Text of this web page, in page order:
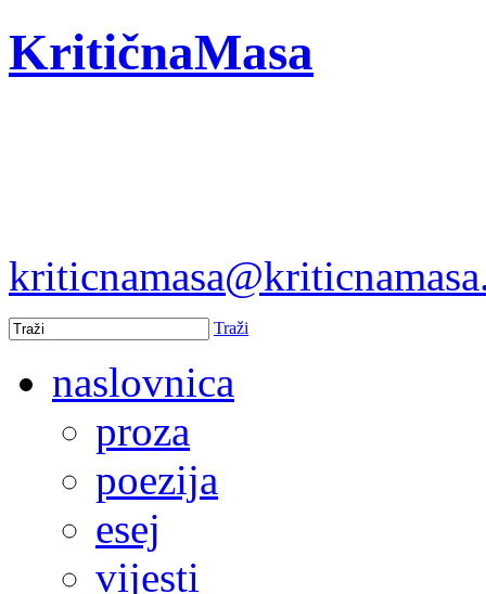
KritičnaMasa
Traži
naslovnica
proza
poezija
esej
vijesti